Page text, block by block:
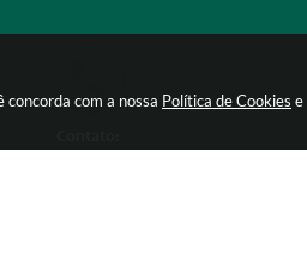
com a nossa Política de Cookies e